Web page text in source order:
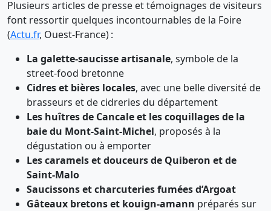
Plusieurs articles de presse et témoignages de visiteurs
font ressortir quelques incontournables de la Foire
(Actu.fr, Ouest-France) :
La galette-saucisse artisanale, symbole de la
street-food bretonne
Cidres et bières locales, avec une belle diversité de
brasseurs et de cidreries du département
Les huîtres de Cancale et les coquillages de la
baie du Mont-Saint-Michel, proposés à la
dégustation ou à emporter
Les caramels et douceurs de Quiberon et de
Saint-Malo
Saucissons et charcuteries fumées d’Argoat
Gâteaux bretons et kouign-amann préparés sur